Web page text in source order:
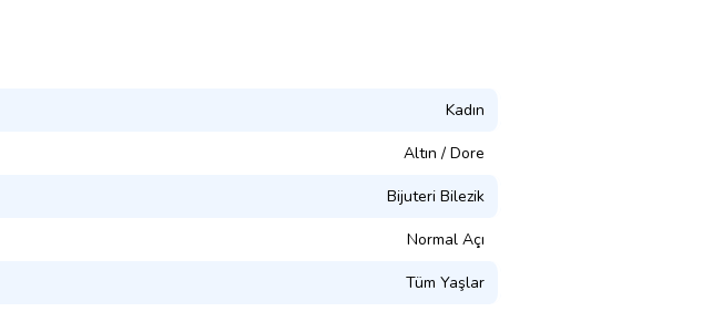
Kadın
Altın / Dore
Bijuteri Bilezik
Normal Açı
Tüm Yaşlar